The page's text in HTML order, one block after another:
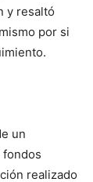
y resaltó
por si
un
realizado